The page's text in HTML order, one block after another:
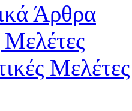
Άρθρα
Μελέτες
Μελέτες